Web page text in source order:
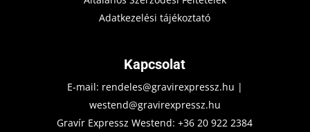
Adatkezelési tájékoztató
Kapcsolat
E-mail: rendeles@gravirexpressz.hu |
westend@gravirexpressz.hu
Gravír Expressz Westend:+36 20 922 2384